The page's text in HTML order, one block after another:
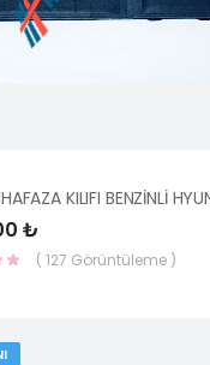
₺
( 127 Görüntüleme )